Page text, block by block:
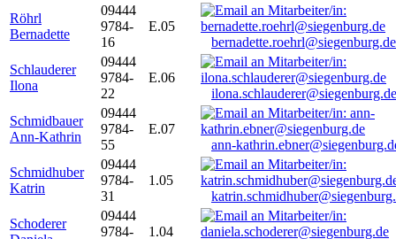
Röhrl
Bernadette
09444
9784-
16
E.05
bernadette.roehrl@siegenburg.de
Schlauderer
Ilona
09444
9784-
22
E.06
ilona.schlauderer@siegenburg.de
Schmidbauer
Ann-Kathrin
09444
9784-
55
E.07
ann-
Schmidhuber
Katrin
09444
9784-
31
1.05
Schoderer
09444
9784-
1.04